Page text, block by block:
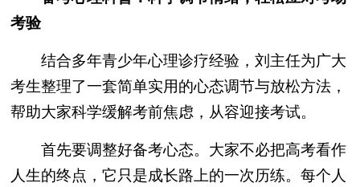
考验
结合多年青少年心理诊疗经验，刘主任为广大
考生整理了一套简单实用的心态调节与放松方法，
帮助大家科学缓解考前焦虑，从容迎接考试。
首先要调整好备考心态。大家不必把高考看作
人生的终点，它只是成长路上的一次历练。每个人